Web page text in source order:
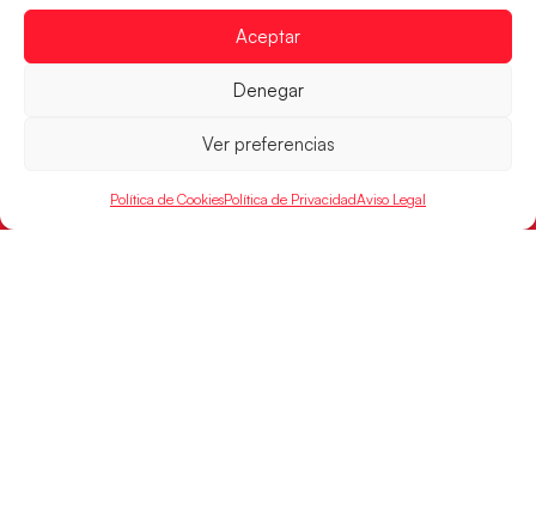
Aceptar
Denegar
Ver preferencias
Política de CookiesPolítica de PrivacidadAviso Legal
RFEBM © 2024. Todos los derechos reservados –
Desarrollado por